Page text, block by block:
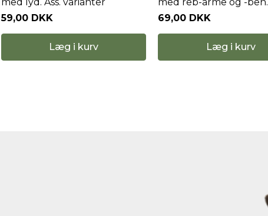
59,00 DKK
Læg i kurv
69,00 DKK
Læg i kurv